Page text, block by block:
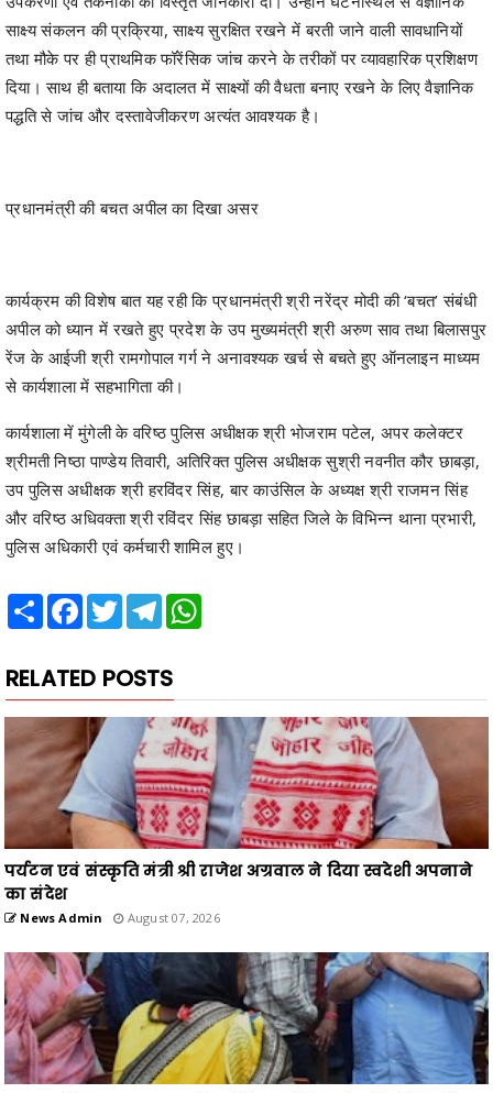
साक्ष्य संकलन की प्रक्रिया, साक्ष्य सुरक्षित रखने में बरती जाने वाली सावधानियों
तथा मौके पर ही प्राथमिक फॉरेंसिक जांच करने के तरीकों पर व्यावहारिक प्रशिक्षण
दिया। साथ ही बताया कि अदालत में साक्ष्यों की वैधता बनाए रखने के लिए वैज्ञानिक
पद्धति से जांच और दस्तावेजीकरण अत्यंत आवश्यक है।
प्रधानमंत्री की बचत अपील का दिखा असर
कार्यक्रम की विशेष बात यह रही कि प्रधानमंत्री श्री नरेंद्र मोदी की ‘बचत’ संबंधी
अपील को ध्यान में रखते हुए प्रदेश के उप मुख्यमंत्री श्री अरुण साव तथा बिलासपुर
रेंज के आईजी श्री रामगोपाल गर्ग ने अनावश्यक खर्च से बचते हुए ऑनलाइन माध्यम
से कार्यशाला में सहभागिता की।
कार्यशाला में मुंगेली के वरिष्ठ पुलिस अधीक्षक श्री भोजराम पटेल, अपर कलेक्टर
श्रीमती निष्ठा पाण्डेय तिवारी, अतिरिक्त पुलिस अधीक्षक सुश्री नवनीत कौर छाबड़ा,
उप पुलिस अधीक्षक श्री हरविंदर सिंह, बार काउंसिल के अध्यक्ष श्री राजमन सिंह
और वरिष्ठ अधिवक्ता श्री रविंदर सिंह छाबड़ा सहित जिले के विभिन्न थाना प्रभारी,
पुलिस अधिकारी एवं कर्मचारी शामिल हुए।
Share Facebook
TwitterTelegram
RELATED POSTS
पर्यटन एवं संस्कृति मंत्री श्री राजेश अग्रवाल ने दिया स्वदेशी अपनाने
का संदेश
News Admin August 07, 2026